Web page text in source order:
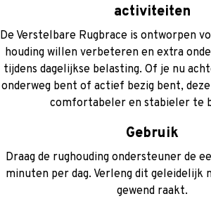
activiteiten
De Verstelbare Rugbrace is ontworpen
houding willen verbeteren en extra
tijdens dagelijkse belasting. Of je nu
onderweg bent of actief bezig bent,
comfortabeler en stabieler te
Gebruik
Draag de rughouding ondersteuner de
minuten per dag. Verleng dit geleidelijk
gewend raakt.